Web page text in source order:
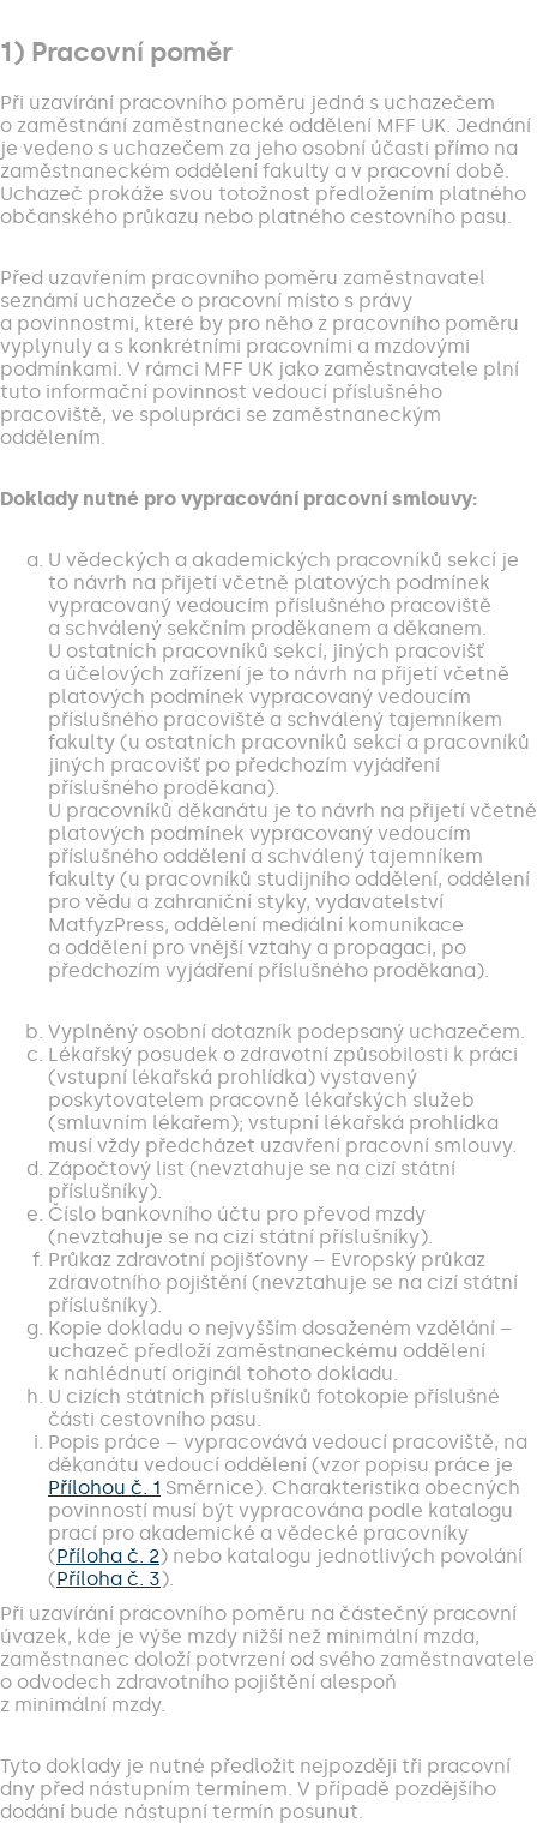
1) Pracovní poměr
Při uzavírání pracovního poměru jedná s uchazečem
o zaměstnání zaměstnanecké oddělení MFF UK. Jednání
je vedeno s uchazečem za jeho osobní účasti přímo na
zaměstnaneckém oddělení fakulty a v pracovní době.
Uchazeč prokáže svou totožnost předložením platného
občanského průkazu nebo platného cestovního pasu.
Před uzavřením pracovního poměru zaměstnavatel
seznámí uchazeče o pracovní místo s právy
a povinnostmi, které by pro něho z pracovního poměru
vyplynuly a s konkrétními pracovními a mzdovými
podmínkami. V rámci MFF UK jako zaměstnavatele plní
tuto informační povinnost vedoucí příslušného
pracoviště, ve spolupráci se zaměstnaneckým
oddělením.
Doklady nutné pro vypracování pracovní smlouvy:
U vědeckých a akademických pracovníků sekcí je
to návrh na přijetí včetně platových podmínek
vypracovaný vedoucím příslušného pracoviště
a schválený sekčním proděkanem a děkanem.
U ostatních pracovníků sekcí, jiných pracovišť
a účelových zařízení je to návrh na přijetí včetně
platových podmínek vypracovaný vedoucím
příslušného pracoviště a schválený tajemníkem
fakulty (u ostatních pracovníků sekcí a pracovníků
jiných pracovišť po předchozím vyjádření
příslušného proděkana).
U pracovníků děkanátu je to návrh na přijetí včetně
platových podmínek vypracovaný vedoucím
příslušného oddělení a schválený tajemníkem
fakulty (u pracovníků studijního oddělení, oddělení
pro vědu a zahraniční styky, vydavatelství
MatfyzPress, oddělení mediální komunikace
a oddělení pro vnější vztahy a propagaci, po
předchozím vyjádření příslušného proděkana).
Vyplněný osobní dotazník podepsaný uchazečem.
Lékařský posudek o zdravotní způsobilosti k práci
(vstupní lékařská prohlídka) vystavený
poskytovatelem pracovně lékařských služeb
(smluvním lékařem); vstupní lékařská prohlídka
musí vždy předcházet uzavření pracovní smlouvy.
Zápočtový list (nevztahuje se na cizí státní
příslušníky).
Číslo bankovního účtu pro převod mzdy
(nevztahuje se na cizí státní příslušníky).
Průkaz zdravotní pojišťovny – Evropský průkaz
zdravotního pojištění (nevztahuje se na cizí státní
příslušníky).
Kopie dokladu o nejvyšším dosaženém vzdělání –
uchazeč předloží zaměstnaneckému oddělení
k nahlédnutí originál tohoto dokladu.
U cizích státních příslušníků fotokopie příslušné
části cestovního pasu.
Popis práce – vypracovává vedoucí pracoviště, na
děkanátu vedoucí oddělení (vzor popisu práce je
Přílohou č. 1 Směrnice). Charakteristika obecných
povinností musí být vypracována podle katalogu
prací pro akademické a vědecké pracovníky
(Příloha č. 2) nebo katalogu jednotlivých povolání
(Příloha č. 3).
Při uzavírání pracovního poměru na částečný pracovní
úvazek, kde je výše mzdy nižší než minimální mzda,
zaměstnanec doloží potvrzení od svého zaměstnavatele
o odvodech zdravotního pojištění alespoň
z minimální mzdy.
Tyto doklady je nutné předložit nejpozději tři pracovní
dny před nástupním termínem. V případě pozdějšího
dodání bude nástupní termín posunut.